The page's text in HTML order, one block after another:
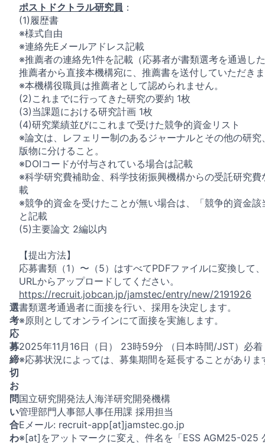
ポストドクトラル研究員 ：
(1)履歴書
※様式自由
※連絡先Eメールアドレス記載
※推薦者の連絡先1件を記載（応募者が書類選考を通過し
推薦者から直接本機構宛に、推薦書を送付していただき
※本機構役職員は推薦者として認められません。
(2)これまでに行ってきた研究の要約 1枚
(3)当課題における研究計画 1枚
(4)研究業績並びにこれまで受けた競争的資金リスト
※論文は、レフェリー制のあるジャーナルとその他の研究
版物に分けること。
※DOIコードが付与されている場合は記載
※科学研究費補助金、科学技術振興機構からの受託研究費
載
※競争的資金を受けたことが無い場合は、「競争的資金該
と記載
(5)主要論文 2編以内
【提出方法】
応募書類（1）〜（5）はすべてPDFファイルに変換して
URLからアップロードしてください。
https://recruit.jobcan.jp/jamstec/entry/new/2191926
選
考
書類選考通過者に面接を行い、採用を決定します。
※原則としてオンラインにて面接を実施します。
応
募
締
切
2025年11月16日（日） 23時59分 （日本時間/JST）必着
※応募状況によっては、募集期間を延長することがありま
お
問
い
合
わ
国立研究開発法人海洋研究開発機構
管理部門人事部人事任用課 採用担当
Eメール: recruit-app[at]jamstec.go.jp
※[at]をアットマークに変え、件名を「ESS AGM25-025